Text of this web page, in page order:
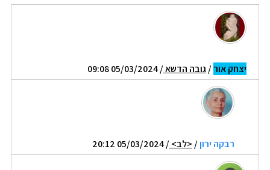
יצחק אור/גובה הדשא/ 05/03/2024 09:08
רבקה ירון/ <לב>/ 05/03/2024 20:12